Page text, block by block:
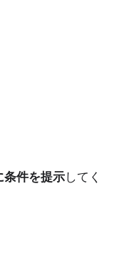
条件を提示してく